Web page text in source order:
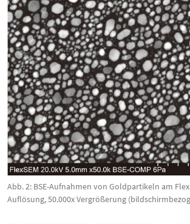
Abb. 2: BSE-Aufnahmen von Goldpartikeln am
Auflösung, 50.000x Vergrößerung